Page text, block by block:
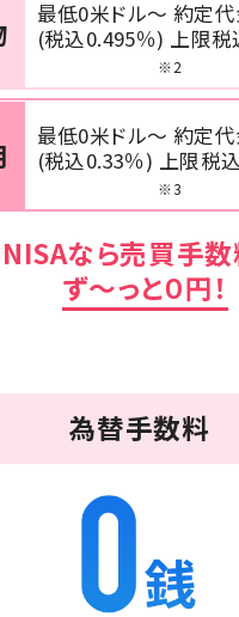
最低0米ドル～ 約定
(税込0.495％) 上限税
※2
最低0米ドル～ 約定
(税込0.33％) 上限税
※3
NISAなら売買手
ず～っと０円！
為替手数料